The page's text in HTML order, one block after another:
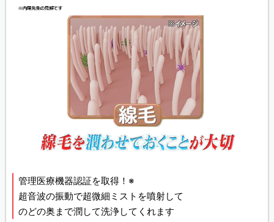
管理医療機器認証を取得！※
超音波の振動で超微細ミストを噴射して
のどの奥まで潤して洗浄してくれます